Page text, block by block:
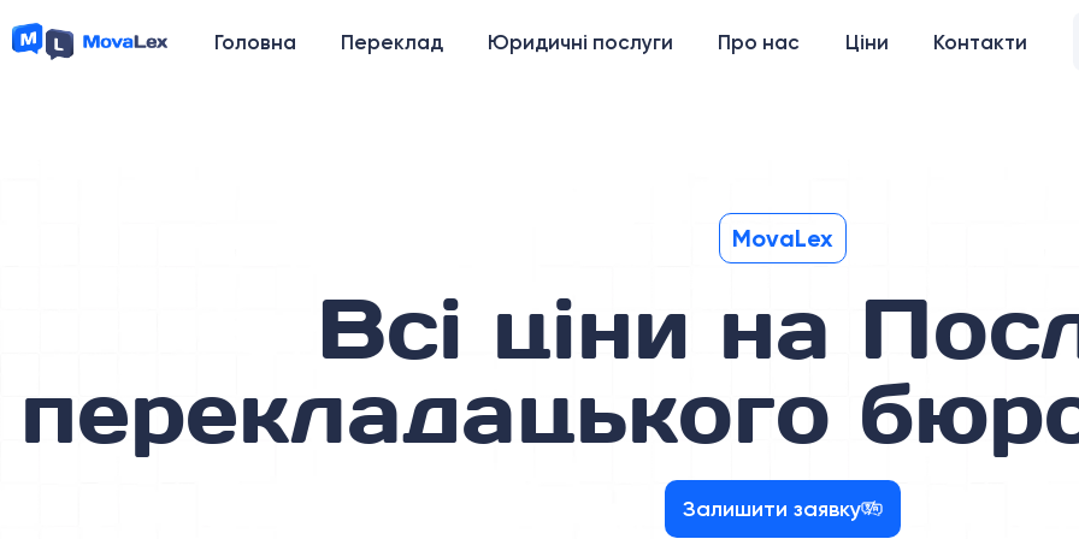
Головна Переклад Юридичні послуги Про нас Ціни Контакти
MovaLex
Всі ціни на
перекладацького
Залишити заявку